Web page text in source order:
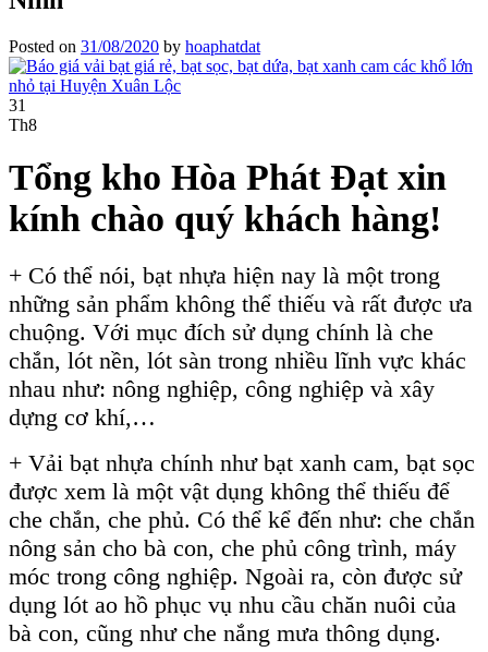
Posted on 31/08/2020 by hoaphatdat
31
Th8
Tổng kho Hòa Phát Đạt xin
kính chào quý khách hàng!
+ Có thể nói, bạt nhựa hiện nay là một trong
những sản phẩm không thể thiếu và rất được ưa
chuộng. Với mục đích sử dụng chính là che
chắn, lót nền, lót sàn trong nhiều lĩnh vực khác
nhau như: nông nghiệp, công nghiệp và xây
dựng cơ khí,…
+ Vải bạt nhựa chính như bạt xanh cam, bạt sọc
được xem là một vật dụng không thể thiếu để
che chắn, che phủ. Có thể kể đến như: che chắn
nông sản cho bà con, che phủ công trình, máy
móc trong công nghiệp. Ngoài ra, còn được sử
dụng lót ao hồ phục vụ nhu cầu chăn nuôi của
bà con, cũng như che nắng mưa thông dụng.